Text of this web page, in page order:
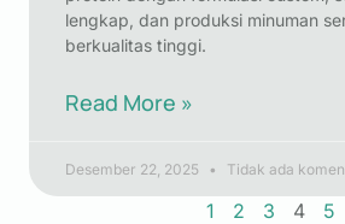
lengkap, dan produksi minuman
berkualitas tinggi.
Read More »
Desember 22, 2025 Tidak ada
1 2 3 4 5